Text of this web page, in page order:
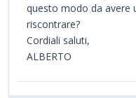
questo modo da avere
riscontrare?
Cordiali saluti,
ALBERTO